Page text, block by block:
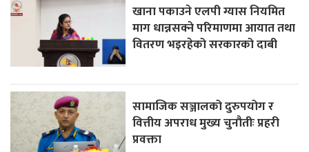
खाना पकाउने एलपी ग्यास नियमित
माग धान्नसक्ने परिमाणमा आयात तथा
वितरण भइरहेको सरकारको दाबी
सामाजिक सञ्जालको दुरुपयोग र
वित्तीय अपराध मुख्य चुनौतीः प्रहरी
प्रवक्ता